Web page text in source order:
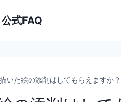
式FAQ
いた絵の添削はしてもらえますか？